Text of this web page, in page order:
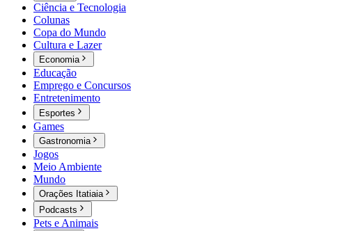
Ciência e Tecnologia
Colunas
Copa do Mundo
Cultura e Lazer
Economia
Educação
Emprego e Concursos
Entretenimento
Esportes
Games
Gastronomia
Jogos
Meio Ambiente
Mundo
Orações Itatiaia
Podcasts
Pets e Animais